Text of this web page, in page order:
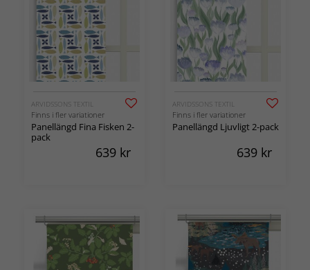
ARVIDSSONS TEXTIL
Finns i fler variationer
Panellängd Fina Fisken 2-
pack
639 kr
ARVIDSSONS TEXTIL
Finns i fler variationer
Panellängd Ljuvligt 2-pack
639 kr